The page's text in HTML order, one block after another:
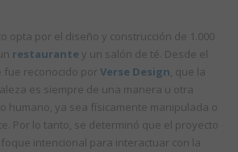
opta por el diseño y construcción de 1.000
restaurante y un salón de té. Desde el
fue reconocido por Verse Design, que la
es siempre de una manera u otra
humano, ya sea físicamente manipulada o
Por lo tanto, se determinó que el proyecto
intencional para interactuar con la